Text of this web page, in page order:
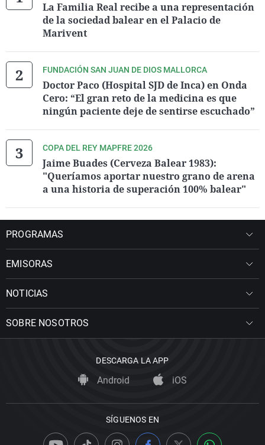
La Familia Real recibe a una representación
de la sociedad balear en el Palacio de
Marivent
FUNDACIÓN SAN JUAN DE DIOS MALLORCA
Doctor Paco (Hospital SJD de Inca) en Onda
Cero: “El gran reto de la medicina es que
ningún paciente deje de sentirse escuchado”
COPA DEL REY MAPFRE 2026
Jaime Buades (Cerveza Balear 1983):
"Queríamos aportar nuestro grano de arena
a una historia de superación 100% balear"
PROGRAMAS
EMISORAS
NOTICIAS
SOBRE NOSOTROS
DESCARGA LA APP
Android iOS
SÍGUENOS EN